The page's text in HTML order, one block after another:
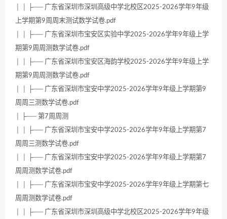
│ │ ├── 广东省深圳市深圳高级中学北校区2025-2026学年9年级
上学期第9周周末测试数学试卷.pdf
│ │ ├── 广东省深圳市宝安区实验中学2025-2026学年9年级上学
期第9周周测数学试卷.pdf
│ │ ├── 广东省深圳市宝安区海韵学校2025-2026学年9年级上学
期第9周周测数学试卷.pdf
│ │ ├── 广东省深圳市宝安中学2025-2026学年9年级上学期第9
周周三测数学试卷.pdf
│ ├── 第7周周测
│ │ ├── 广东省深圳市宝安中学2025-2026学年9年级上学期第7
周周三测数学试卷.pdf
│ │ ├── 广东省深圳市宝安中学2025-2026学年9年级上学期第7
周周测数学试卷.pdf
│ │ ├── 广东省深圳市宝安中学2025-2026学年9年级上学期第七
周周测数学试卷.pdf
│ │ ├── 广东省深圳市深圳高级中学北校区2025-2026学年9年级